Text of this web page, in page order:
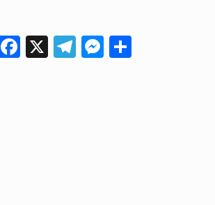
WhatsApp
Facebook
X Telegram
Messenger